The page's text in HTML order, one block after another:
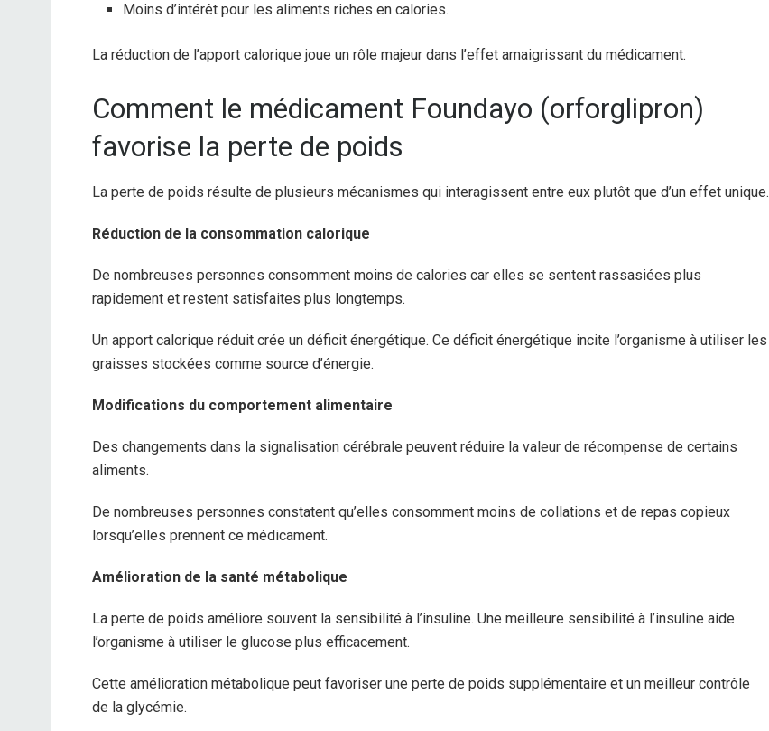
Moins d’intérêt pour les aliments riches en calories.
La réduction de l’apport calorique joue un rôle majeur dans l’effet amaigrissant du médicament.
Comment le médicament Foundayo (orforglipron)
favorise la perte de poids
La perte de poids résulte de plusieurs mécanismes qui interagissent entre eux plutôt que d’un effet unique.
Réduction de la consommation calorique
De nombreuses personnes consomment moins de calories car elles se sentent rassasiées plus
rapidement et restent satisfaites plus longtemps.
Un apport calorique réduit crée un déficit énergétique. Ce déficit énergétique incite l’organisme à utiliser les
graisses stockées comme source d’énergie.
Modifications du comportement alimentaire
Des changements dans la signalisation cérébrale peuvent réduire la valeur de récompense de certains
aliments.
De nombreuses personnes constatent qu’elles consomment moins de collations et de repas copieux
lorsqu’elles prennent ce médicament.
Amélioration de la santé métabolique
La perte de poids améliore souvent la sensibilité à l’insuline. Une meilleure sensibilité à l’insuline aide
l’organisme à utiliser le glucose plus efficacement.
Cette amélioration métabolique peut favoriser une perte de poids supplémentaire et un meilleur contrôle
de la glycémie.